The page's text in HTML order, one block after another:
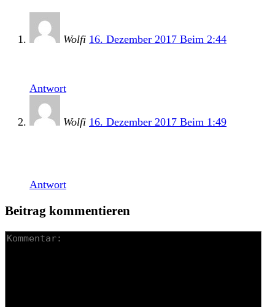
Wolfi 16. Dezember 2017 Beim 2:44
Antwort
Wolfi 16. Dezember 2017 Beim 1:49
Antwort
Beitrag kommentieren